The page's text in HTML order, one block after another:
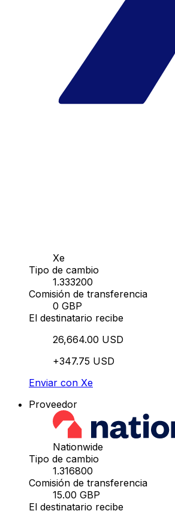
Xe
Tipo de cambio
1.333200
Comisión de transferencia
0 GBP
El destinatario recibe
26,664.00 USD
+347.75 USD
Enviar con Xe
Proveedor
Nationwide
Tipo de cambio
1.316800
Comisión de transferencia
15.00 GBP
El destinatario recibe